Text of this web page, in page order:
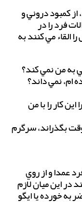
كمبود دروني و
فرد را در
القاء مي كنند به
به من نمي كند؟
ام، نمي داند؟
كار را با من
بگذراند، سرگرم
عمدا و از روي
در اين ميان لازم
خورده يا ايگو